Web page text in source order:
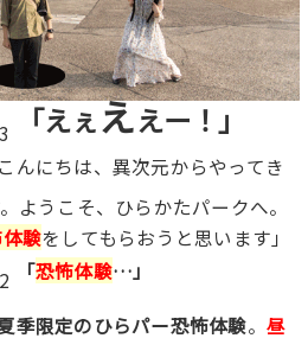
「えぇええー！」
こんにちは、異次元からやってき
ようこそ、ひらかたパークへ。
験をしてもらおうと思います」
「恐怖体験…」
季限定のひらパー恐怖体験。 昼